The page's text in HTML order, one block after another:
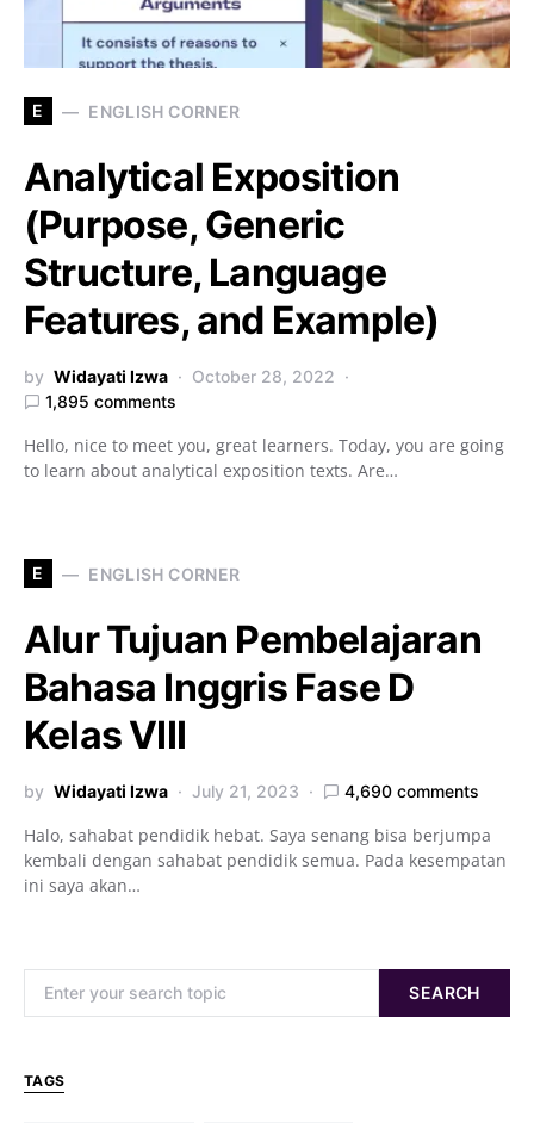
E ENGLISH CORNER
Analytical Exposition
(Purpose, Generic
Structure, Language
Features, and Example)
by Widayati Izwa
October 28, 2022
1,895 comments
Hello, nice to meet you, great learners. Today, you are going
to learn about analytical exposition texts. Are…
E ENGLISH CORNER
Alur Tujuan Pembelajaran
Bahasa Inggris Fase D
Kelas VIII
by Widayati Izwa July 21, 2023 4,690 comments
Halo, sahabat pendidik hebat. Saya senang bisa berjumpa
kembali dengan sahabat pendidik semua. Pada kesempatan
ini saya akan…
SEARCH
TAGS